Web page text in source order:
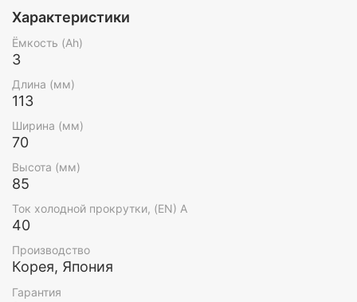
Характеристики
Ёмкость (Ah)
3
Длина (мм)
113
Ширина (мм)
70
Высота (мм)
85
Ток холодной прокрутки, (EN) А
40
Производство
Корея, Япония
Гарантия